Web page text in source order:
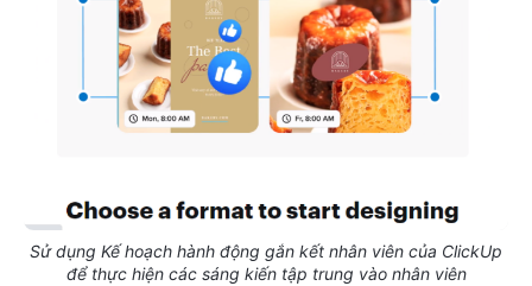
Sử dụng Kế hoạch hành động gắn kết nhân viên của ClickUp
để thực hiện các sáng kiến tập trung vào nhân viên